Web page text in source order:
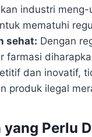
industri meng-
mematuhi
sehat: Dengan
farmasi
dan inovatif,
produk ilegal
yang Perlu